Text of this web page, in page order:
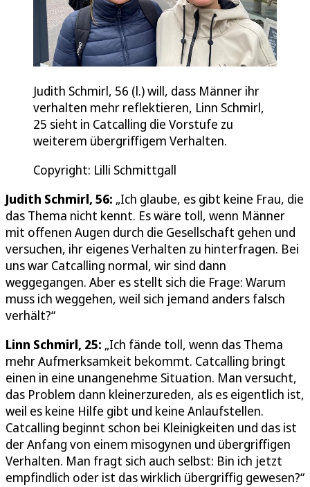
Judith Schmirl, 56 (l.) will, dass Männer ihr
verhalten mehr reflektieren, Linn Schmirl,
25 sieht in Catcalling die Vorstufe zu
weiterem übergriffigem Verhalten.
Copyright: Lilli Schmittgall
Judith Schmirl, 56: „Ich glaube, es gibt keine Frau, die
das Thema nicht kennt. Es wäre toll, wenn Männer
mit offenen Augen durch die Gesellschaft gehen und
versuchen, ihr eigenes Verhalten zu hinterfragen. Bei
uns war Catcalling normal, wir sind dann
weggegangen. Aber es stellt sich die Frage: Warum
muss ich weggehen, weil sich jemand anders falsch
verhält?“
Linn Schmirl, 25: „Ich fände toll, wenn das Thema
mehr Aufmerksamkeit bekommt. Catcalling bringt
einen in eine unangenehme Situation. Man versucht,
das Problem dann kleinerzureden, als es eigentlich ist,
weil es keine Hilfe gibt und keine Anlaufstellen.
Catcalling beginnt schon bei Kleinigkeiten und das ist
der Anfang von einem misogynen und übergriffigen
Verhalten. Man fragt sich auch selbst: Bin ich jetzt
empfindlich oder ist das wirklich übergriffig gewesen?“